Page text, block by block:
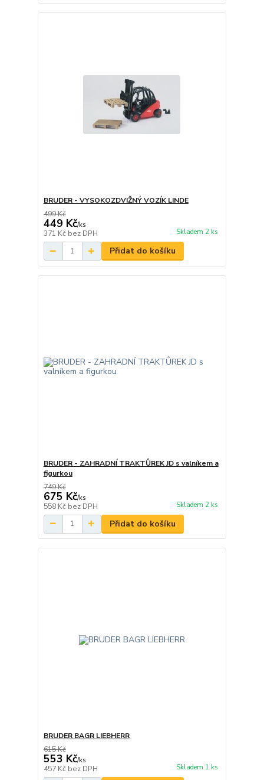
BRUDER - VYSOKOZDVIŽNÝ VOZÍK LINDE
499 Kč
449 Kč/ks
371 Kč bez DPH Skladem 2 ks
Přidat do košíku
BRUDER - ZAHRADNÍ TRAKTŮREK JD s valníkem a
figurkou
749 Kč
675 Kč/ks
558 Kč bez DPH Skladem 2 ks
Přidat do košíku
BRUDER BAGR LIEBHERR
615 Kč
553 Kč/ks
457 Kč bez DPH Skladem 1 ks